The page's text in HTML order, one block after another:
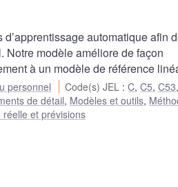
automatique afin
Notre modèle améliore de façon
à un modèle de référence
personnel Code(s) JEL :C,C5,C53
de détail, Modèles et outils,
réelle et prévisions